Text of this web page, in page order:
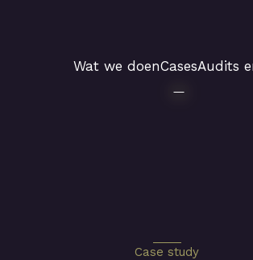
Wat we doenCasesAudits
Case study